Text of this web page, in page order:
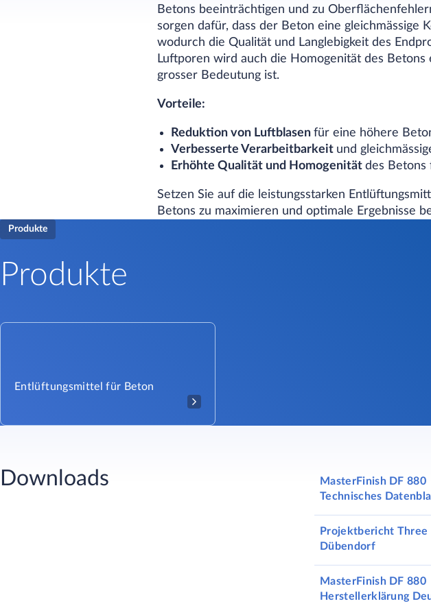
Betons beeinträchtigen und zu
sorgen dafür, dass der Beton eine gleichmässige
wodurch die Qualität und Langlebigkeit des
Luftporen wird auch die Homogenität des
grosser Bedeutung ist.
Vorteile:
Reduktion von Luftblasenfür eine höhere
Verbesserte Verarbeitbarkeit und
Erhöhte Qualität und Homogenitätdes Betons
Setzen Sie auf die leistungsstarken
Betons zu maximieren und optimale Ergebnisse
Produkte
Produkte
Entlüftungsmittel für Beton
Downloads
MasterFinish DF 880
Technisches
Projektbericht Three
Dübendorf
MasterFinish DF 880
Herstellerklärung